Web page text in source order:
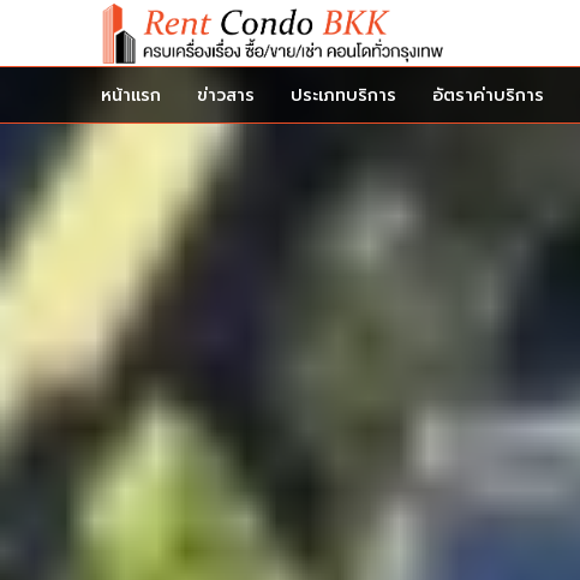
หน้าแรก ข่าวสาร ประเภทบริการ อัตราค่าบริการ